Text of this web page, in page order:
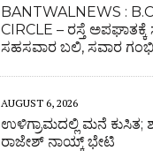
BANTWALNEWS :
CIRCLE – ರಸ್ತೆ
ಸಹಸವಾರ ಬಲಿ, ಸವಾರ
AUGUST 6, 2026
ಉಳಿಗ್ರಾಮದಲ್ಲಿ ಮನೆ ಕುಸಿತ;
ರಾಜೇಶ್ ನಾಯ್ಕ್ ಭೇಟಿ